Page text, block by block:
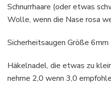
Schnurrhaare (oder etwas
Wolle, wenn die Nase rosa
Sicherheitsaugen Größe 6mm
Häkelnadel, die etwas zu
nehme 2,0 wenn 3,0